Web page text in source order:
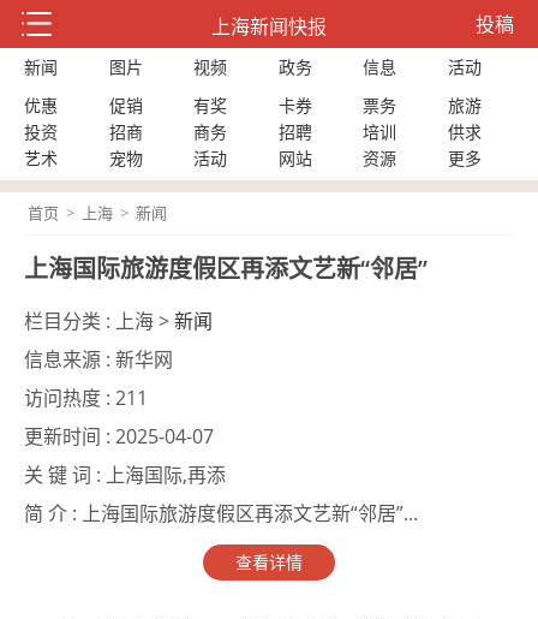
上海新闻快报 投稿
新闻 图片 视频 政务 信息
活动
优惠
促销 有奖 卡券 票务
旅游
投资
招商 商务 招聘 培训
供求
艺术
宠物 活动 网站 资源 更多
首页 > 上海 > 新闻
上海国际旅游度假区再添文艺新“邻居”
栏目分类 : 上海 >新闻
信息来源 : 新华网
访问热度 : 211
更新时间 : 2025-04-07
关 键 词 : 上海国际,再添
简 介 : 上海国际旅游度假区再添文艺新“邻居”...
查看详情